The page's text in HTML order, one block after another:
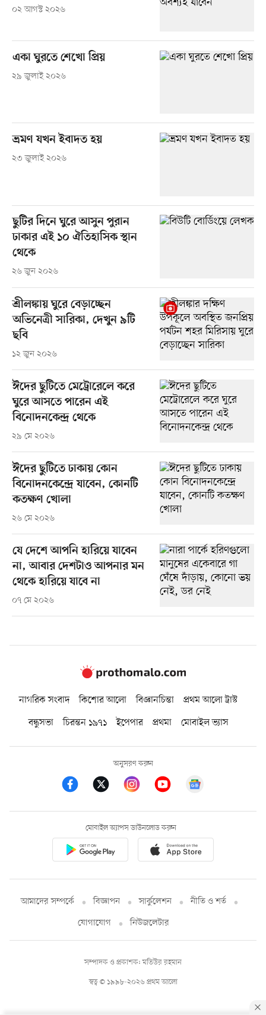
০২ আগস্ট ২০২৬
একা ঘুরতে শেখো প্রিয়
২৯ জুলাই ২০২৬
ভ্রমণ যখন ইবাদত হয়
২৩ জুলাই ২০২৬
ছুটির দিনে ঘুরে আসুন পুরান
ঢাকার এই ১০ ঐতিহাসিক স্থান
থেকে
২৬ জুন ২০২৬
শ্রীলঙ্কায় ঘুরে বেড়াচ্ছেন
অভিনেত্রী সারিকা, দেখুন ৯টি
ছবি
১২ জুন ২০২৬
ঈদের ছুটিতে মেট্রোরেলে করে
ঘুরে আসতে পারেন এই
বিনোদনকেন্দ্র থেকে
২৯ মে ২০২৬
ঈদের ছুটিতে ঢাকায় কোন
বিনোদনকেন্দ্রে যাবেন, কোনটি
কতক্ষণ খোলা
২৬ মে ২০২৬
যে দেশে আপনি হারিয়ে যাবেন
না, আবার দেশটাও আপনার মন
থেকে হারিয়ে যাবে না
০৭ মে ২০২৬
নাগরিক সংবাদ কিশোর আলো বিজ্ঞানচিন্তা
প্রথম আলো ট্রাস্ট
বন্ধুসভা
চিরন্তন ১৯৭১ ইপেপার প্রথমা মোবাইল ভ্যাস
অনুসরণ করুন
মোবাইল অ্যাপস ডাউনলোড করুন
আমাদের সম্পর্কে বিজ্ঞাপন সার্কুলেশন
নীতি ও শর্ত
যোগাযোগ
নিউজলেটার
স্বত্ব © ১৯৯৮-২০২৬ প্রথম আলো
সম্পাদক ও প্রকাশক: মতিউর রহমান